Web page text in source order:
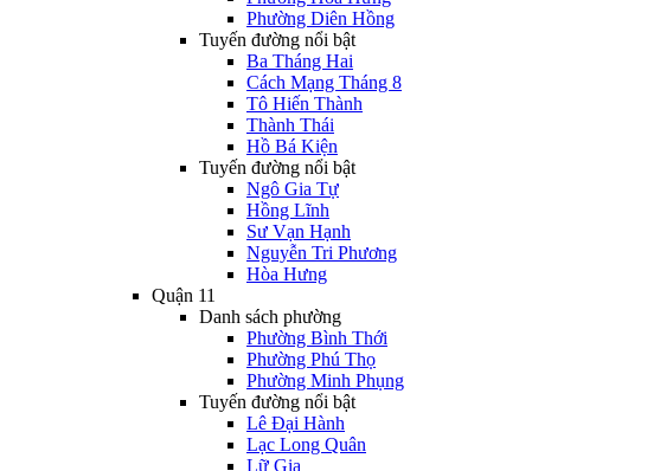
Phường Diên Hồng
Tuyến đường nổi bật
Ba Tháng Hai
Cách Mạng Tháng 8
Tô Hiến Thành
Thành Thái
Hồ Bá Kiện
Tuyến đường nổi bật
Ngô Gia Tự
Hồng Lĩnh
Sư Vạn Hạnh
Nguyễn Tri Phương
Hòa Hưng
Quận 11
Danh sách phường
Phường Bình Thới
Phường Phú Thọ
Phường Minh Phụng
Tuyến đường nổi bật
Lê Đại Hành
Lạc Long Quân
Lữ Gia